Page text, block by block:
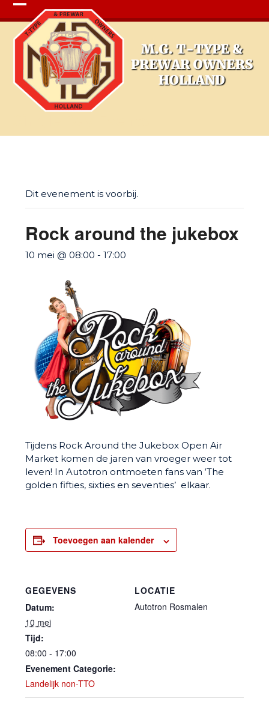
Open
mobile
menu
Close
mobile
menu
Dit evenement is voorbij.
Rock around the jukebox
10 mei @ 08:00 -17:00
Tijdens Rock Around the Jukebox Open Air
Market komen de jaren van vroeger weer tot
leven! In Autotron ontmoeten fans van ‘The
golden fifties, sixties en seventies’ elkaar.
Toevoegen aan kalender
GEGEVENS
Datum:
10 mei
Tijd:
08:00 - 17:00
Evenement Categorie:
Landelijk non-TTO
LOCATIE
Autotron Rosmalen